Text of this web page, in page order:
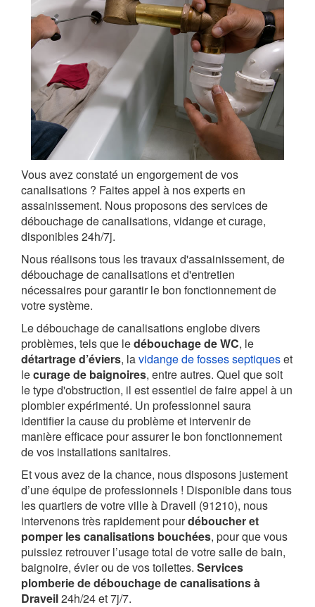
Vous avez constaté un engorgement de vos
canalisations ? Faites appel à nos experts en
assainissement. Nous proposons des services de
débouchage de canalisations, vidange et curage,
disponibles 24h/7j.
Nous réalisons tous les travaux d'assainissement, de
débouchage de canalisations et d'entretien
nécessaires pour garantir le bon fonctionnement de
votre système.
Le débouchage de canalisations englobe divers
problèmes, tels que ledébouchage de WC, le
détartrage d’éviers, lavidange de fosses septiqueset
lecurage de baignoires, entre autres. Quel que soit
le type d'obstruction, il est essentiel de faire appel à un
plombier expérimenté. Un professionnel saura
identifier la cause du problème et intervenir de
manière efficace pour assurer le bon fonctionnement
de vos installations sanitaires.
Et vous avez de la chance, nous disposons justement
d’une équipe de professionnels ! Disponible dans tous
les quartiers de votre ville à Draveil (91210), nous
intervenons très rapidement pourdéboucher et
pomper les canalisations bouchées, pour que vous
puissiez retrouver l’usage total de votre salle de bain,
baignoire, évier ou de vos toilettes. Services
plomberie de débouchage de canalisations à
Draveil24h/24 et 7j/7.